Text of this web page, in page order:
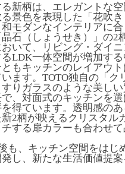
新柄は、エレガントな
る景色を表現した「花吹
モダンなインテリアに
石（しょうせき）」の2
いて、リビング・ダイ
LDK一体空間が増加する
もキッチンのレイアウ
ます。TOTO独自の「ク
りガラスのような美し
、対面式のキッチンを
得ています。透明感の
2柄が映えるクリスタル
する扉カラーも合わせて
も、キッチン空間をはじ
し、新たな生活価値提案